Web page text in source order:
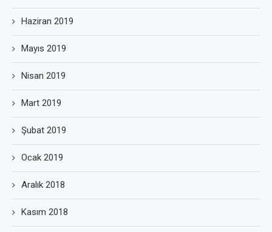
Haziran 2019
Mayıs 2019
Nisan 2019
Mart 2019
Şubat 2019
Ocak 2019
Aralık 2018
Kasım 2018